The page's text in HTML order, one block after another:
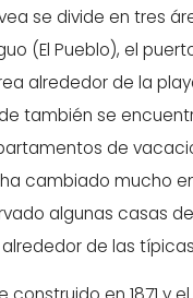
se divide en tres
(El Pueblo), el
alrededor de la
también se
de
cambiado mucho
algunas casas
de las